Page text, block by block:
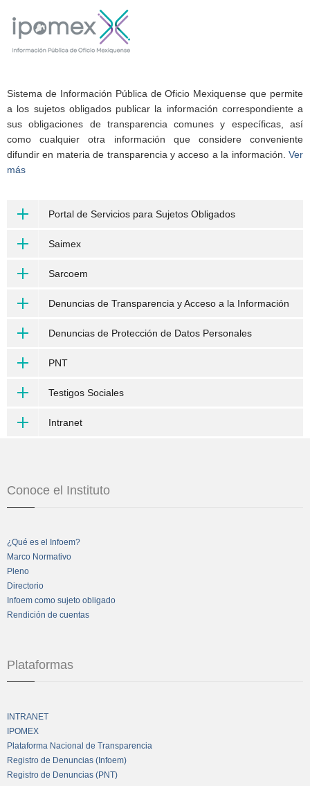
Sistema de Información Pública de Oficio Mexiquense que permite
a los sujetos obligados publicar la información correspondiente a
sus obligaciones de transparencia comunes y específicas, así
como cualquier otra información que considere conveniente
difundir en materia de transparencia y acceso a la información. Ver
más
Portal de Servicios para Sujetos Obligados
Saimex
Sarcoem
Denuncias de Transparencia y Acceso a la Información
Denuncias de Protección de Datos Personales
PNT
Testigos Sociales
Intranet
Conoce el Instituto
¿Qué es el Infoem?
Marco Normativo
Pleno
Directorio
Infoem como sujeto obligado
Rendición de cuentas
Plataformas
INTRANET
IPOMEX
Plataforma Nacional de Transparencia
Registro de Denuncias (Infoem)
Registro de Denuncias (PNT)